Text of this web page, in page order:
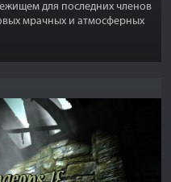
для последних членов
мрачных и атмосферных